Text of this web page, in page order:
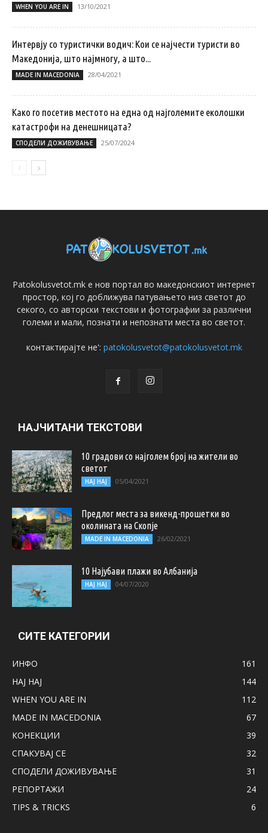
WHEN YOU ARE IN 13/10/2021
Интервју со туристички водич: Кои се најчести туристи во
Македонија, што најмногу, а што...
MADE IN MACEDONIA 28/04/2021
Како го посетив местото на една од најголемите еколошки
катастрофи на денешницата?
СПОДЕЛИ ДОЖИВУВАЊЕ 25/07/2024
Patokolusvetot.mk е нов портал во македонскиот интернет
простор, кој го доближува патувањето низ светот до
секого, со авторски текстови и фотографии за различни
големи и мали, познати и непознати места во светот.
контактирајте не': patokolusvetot@patokolusvetot.mk
НАЈЧИТАНИ ТЕКСТОВИ
10 градови со најголем број на жители во
светот
НАЈ НАЈ 05/04/2021
Предлог места за викенд-прошетки во
околината на Скопје
MADE IN MACEDONIA 26/02/2021
10 Најубави плажи во Албанија
НАЈ НАЈ 04/07/2020
СИТЕ КАТЕГОРИИ
ИНФО
161
НАЈ НАЈ
144
WHEN YOU ARE IN
112
MADE IN MACEDONIA
67
КОНЕКЦИИ
39
СПАКУВАЈ СЕ
32
СПОДЕЛИ ДОЖИВУВАЊЕ
31
РЕПОРТАЖИ
24
TIPS & TRICKS
6